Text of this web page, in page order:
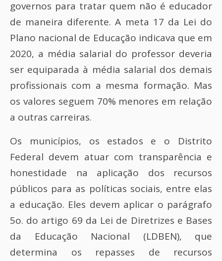
governos para tratar quem não é educador
de maneira diferente. A meta 17 da Lei do
Plano nacional de Educação indicava que em
2020, a média salarial do professor deveria
ser equiparada à média salarial dos demais
profissionais com a mesma formação. Mas
os valores seguem 70% menores em relação
a outras carreiras.
Os municípios, os estados e o Distrito
Federal devem atuar com transparência e
honestidade na aplicação dos recursos
públicos para as políticas sociais, entre elas
a educação. Eles devem aplicar o parágrafo
5o. do artigo 69 da Lei de Diretrizes e Bases
da Educação Nacional (LDBEN), que
determina os repasses de recursos